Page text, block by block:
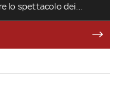
lo spettacolo dei
molto e per questo
belle